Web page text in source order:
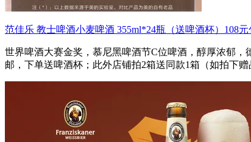
范佳乐 教士啤酒小麦啤酒 355ml*24瓶（送啤酒杯）108元
世界啤酒大赛金奖，慕尼黑啤酒节C位啤酒，醇厚浓郁，
邮，下单送啤酒杯；此外店铺拍2箱送同款1箱（如拍下